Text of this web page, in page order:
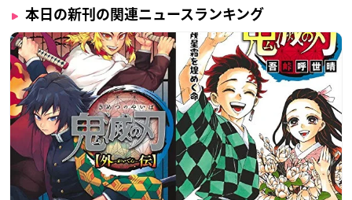
本日の新刊の関連ニュースランキング